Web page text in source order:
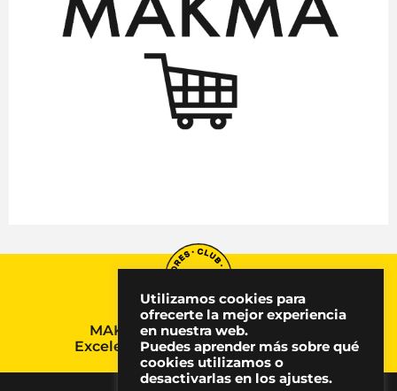
MAKMA, Premio Nacional a la
Excelencia en Comunicación 2024
Utilizamos cookies para
ofrecerte la mejor experiencia
en nuestra web.
Puedes aprender más sobre qué
cookies utilizamos o
desactivarlas en los ajustes.